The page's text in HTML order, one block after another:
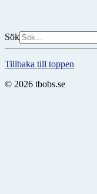
Sök
Tillbaka till toppen
© 2026 tbobs.se